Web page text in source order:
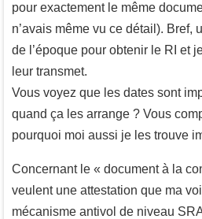
pour exactement le même
n’avais même vu ce détail). Bref,
de l’époque pour obtenir le RI et
leur transmet.
Vous voyez que les dates sont
quand ça les arrange ? Vous
pourquoi moi aussi je les trouve
Concernant le « document à la
veulent une attestation que ma
mécanisme antivol de niveau